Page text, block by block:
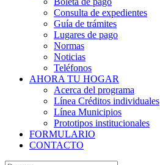
Consulta de expedientes
Guía de trámites
Lugares de pago
Normas
Noticias
Teléfonos
AHORA TU HOGAR
Acerca del programa
Línea Créditos individuales
Línea Municipios
Prototipos institucionales
FORMULARIO
CONTACTO